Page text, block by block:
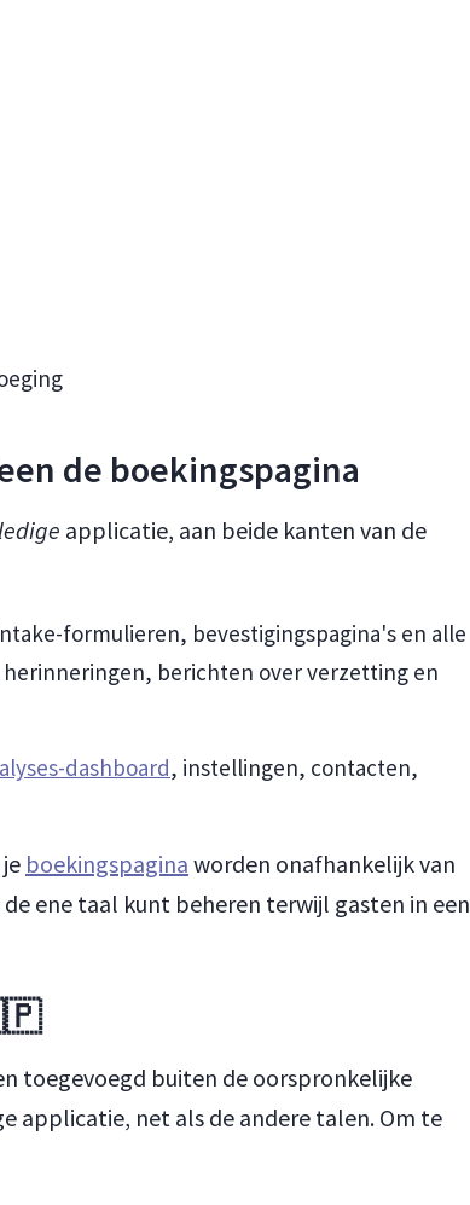
de boekingspagina
applicatie, aan beide kanten van de
formulieren, bevestigingspagina's en alle
berichten over verzetting en
dashboard, instellingen, contacten,
boekingspagina worden onafhankelijk van
ene taal kunt beheren terwijl gasten in een
toegevoegd buiten de oorspronkelijke
applicatie, net als de andere talen. Om te